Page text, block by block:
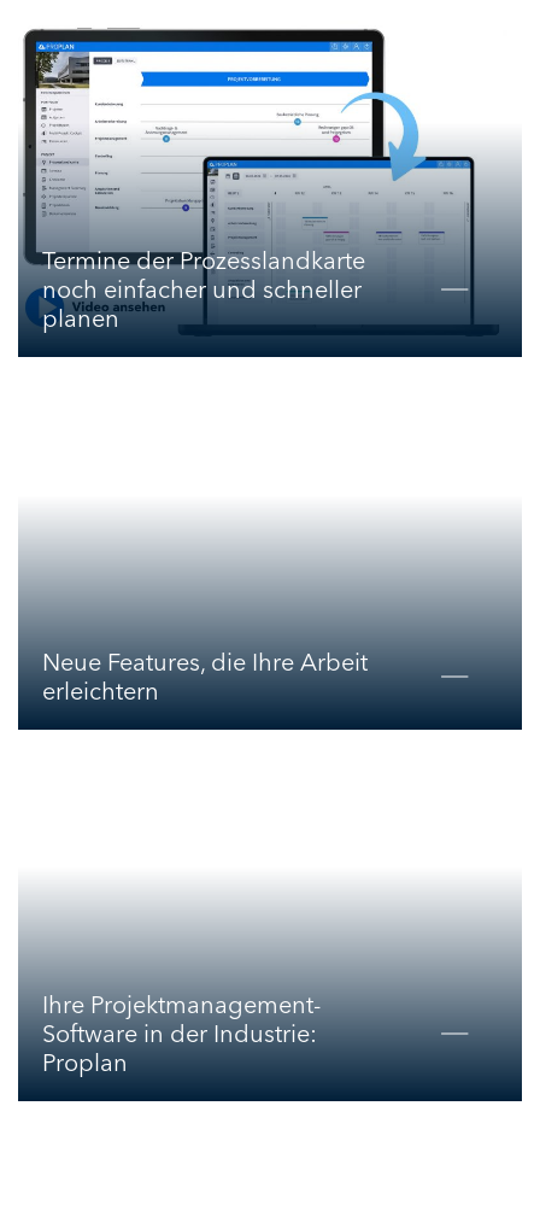
Termine der Prozesslandkarte
noch einfacher und schneller
planen
Neue Features, die Ihre Arbeit
erleichtern
Ihre Projektmanagement-
Software in der Industrie:
Proplan